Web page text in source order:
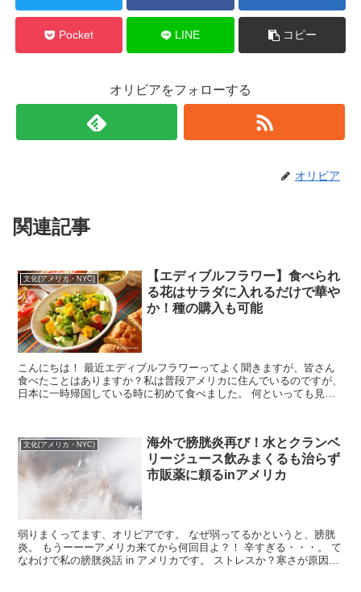
Pocket LINE コピー
オリビアをフォローする
オリビア
関連記事
文化(アメリカ・NYC)
【エディブルフラワー】食べられ
る花はサラダに入れるだけで華や
か！種の購入も可能
こんにちは！ 最近エディブルフラワーってよく聞きますが、皆さん
食べたことはありますか？私は普段アメリカに住んでいるのですが、
日本に一時帰国している時に初めて食べました。 何といっても見た
文化(アメリカ・NYC)
海外で膀胱炎再び！水とクランベ
リージュース飲みまくるも治らず
市販薬に頼るinアメリカ
弱りまくってます、オリビアです。 なぜ弱ってるかというと、膀胱
炎。 もうーーーアメリカ来てから何回目よ？！ 辛すぎる・・・。 て
なわけで私の膀胱炎話 in アメリカです。 ストレスか？寒さが原因